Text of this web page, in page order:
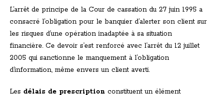
L’arrêt de principe de la Cour de cassation du 27 juin 1995 a
consacré l’obligation pour le banquier d’alerter son client sur
les risques d’une opération inadaptée à sa situation
financière. Ce devoir s’est renforcé avec l’arrêt du 12 juillet
2005 qui sanctionne le manquement à l’obligation
d’information, même envers un client averti.
Les délais de prescription constituent un élément